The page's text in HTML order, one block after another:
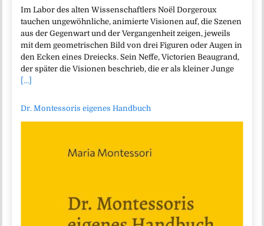
Im Labor des alten Wissenschaftlers Noël Dorgeroux
tauchen ungewöhnliche, animierte Visionen auf, die Szenen
aus der Gegenwart und der Vergangenheit zeigen, jeweils
mit dem geometrischen Bild von drei Figuren oder Augen in
den Ecken eines Dreiecks. Sein Neffe, Victorien Beaugrand,
der später die Visionen beschrieb, die er als kleiner Junge
[...]
Dr. Montessoris eigenes Handbuch